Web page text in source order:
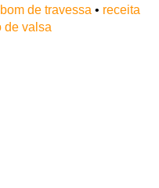
de travessa • receita
de valsa